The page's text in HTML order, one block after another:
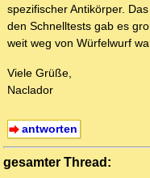
spezifischer Antikörper.
den Schnelltests gab es
weit weg von Würfelwurf
Viele Grüße,
Naclador
antworten
gesamter Thread: